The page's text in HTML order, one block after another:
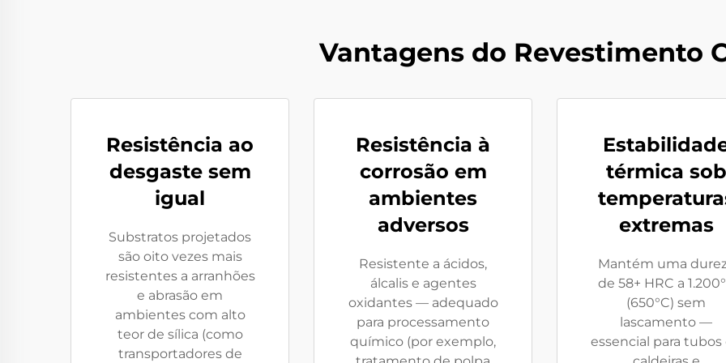
Vantagens do Revestimento
Resistência ao
desgaste sem
igual
Substratos projetados
são oito vezes mais
resistentes a arranhões
e abrasão em
ambientes com alto
teor de sílica (como
transportadores de
Resistência à
corrosão em
ambientes
adversos
Resistente a ácidos,
álcalis e agentes
oxidantes — adequado
para processamento
químico (por exemplo,
térmica sob
extremas
Mantém uma
de 58+ HRC a
(650°C) sem
lascamento —
essencial para tubos